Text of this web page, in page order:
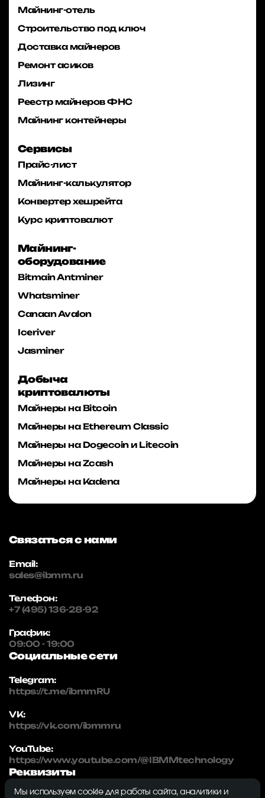
Майнинг-отель
Строительство под ключ
Доставка майнеров
Ремонт асиков
Лизинг
Реестр майнеров ФНС
Майнинг контейнеры
Сервисы
Прайс-лист
Майнинг-калькулятор
Конвертер хешрейта
Курс криптовалют
Майнинг-
оборудование
Bitmain Antminer
Whatsminer
Canaan Avalon
Iceriver
Jasminer
Добыча
криптовалюты
Майнеры на Bitcoin
Майнеры на Ethereum Classic
Майнеры на Dogecoin и Litecoin
Майнеры на Zcash
Майнеры на Kadena
Связаться с нами
Email:
sales@ibmm.ru
Телефон:
+7 (495) 136-28-92
График:
09:00 - 19:00
Социальные сети
Telegram:
https://t.me/ibmmRU
VK:
https://vk.com/ibmmru
YouTube:
https://www.youtube.com/@IBMMtechnology
Реквизиты
Мы используем cookie для работы сайта, аналитики и